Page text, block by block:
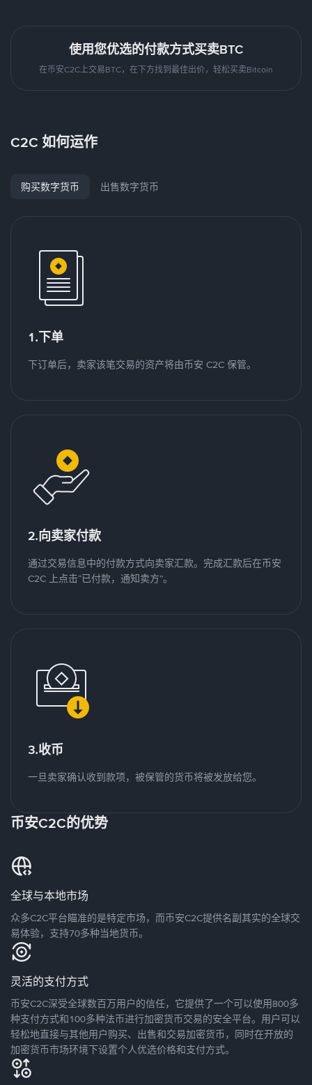
使用您优选的付款方式买卖BTC
在币安C2C上交易BTC，在下方找到最佳出价，轻松买卖Bitcoin
C2C 如何运作
购买数字货币 出售数字货币
1.下单
下订单后，卖家该笔交易的资产将由币安 C2C 保管。
2.向卖家付款
通过交易信息中的付款方式向卖家汇款。完成汇款后在币安
C2C 上点击“已付款，通知卖方”。
3.收币
一旦卖家确认收到款项，被保管的货币将被发放给您。
币安C2C的优势
全球与本地市场
众多C2C平台瞄准的是特定市场，而币安C2C提供名副其实的全球交
易体验，支持70多种当地货币。
灵活的支付方式
币安C2C深受全球数百万用户的信任，它提供了一个可以使用800多
种支付方式和100多种法币进行加密货币交易的安全平台。用户可以
轻松地直接与其他用户购买、出售和交易加密货币，同时在开放的
加密货币市场环境下设置个人优选价格和支付方式。